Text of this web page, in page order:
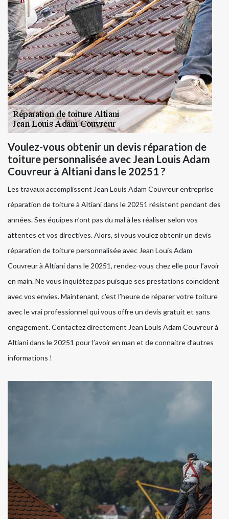
Voulez-vous obtenir un devis réparation de
toiture personnalisée avec Jean Louis Adam
Couvreur à Altiani dans le 20251 ?
Les travaux accomplissent Jean Louis Adam Couvreur entreprise
réparation de toiture à Altiani dans le 20251 résistent pendant des
années. Ses équipes n’ont pas du mal à les réaliser selon vos
attentes et vos directives. Alors, si vous voulez obtenir un devis
réparation de toiture personnalisée avec Jean Louis Adam
Couvreur à Altiani dans le 20251, rendez-vous chez elle pour l’avoir
en main. Ne vous inquiétez pas puisque ses prestations coïncident
avec vos envies. Maintenant, c'est l’heure de réparer votre toiture
avec le vrai professionnel qui vous offre un devis gratuit et sans
engagement. Contactez directement Jean Louis Adam Couvreur à
Altiani dans le 20251 pour l’avoir en man et de connaitre d’autres
informations !